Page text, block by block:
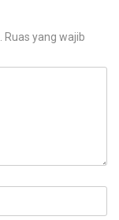
Ruas yang wajib